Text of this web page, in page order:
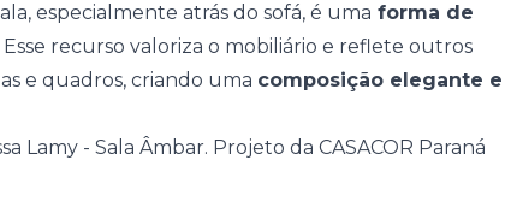
, especialmente atrás do sofá, é uma forma de
Esse recurso valoriza o mobiliário e reflete outros
e quadros, criando uma composição elegante e